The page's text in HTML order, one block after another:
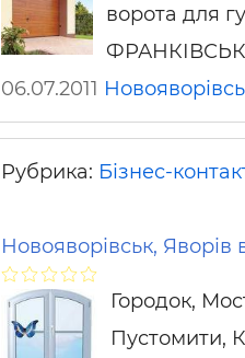
ворота для
06.07.2011
Рубрика: Бізнес-
Новояворівськ, Яворів
Городок,
Пустомити,